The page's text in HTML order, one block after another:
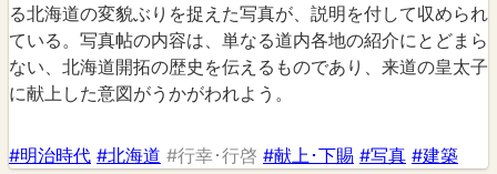
る北海道の変貌ぶりを捉えた写真が、説明を付して収められ
ている。写真帖の内容は、単なる道内各地の紹介にとどまら
ない、北海道開拓の歴史を伝えるものであり、来道の皇太子
に献上した意図がうかがわれよう。
#明治時代 #北海道 #行幸･行啓 #献上･下賜 #写真 #建築